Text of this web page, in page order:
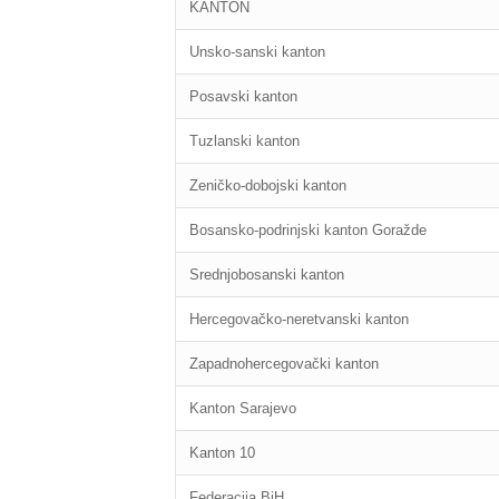
KANTON
Unsko-sanski kanton
Posavski kanton
Tuzlanski kanton
Zeničko-dobojski kanton
Bosansko-podrinjski kanton Goražde
Srednjobosanski kanton
Hercegovačko-neretvanski kanton
Zapadnohercegovački kanton
Kanton Sarajevo
Kanton 10